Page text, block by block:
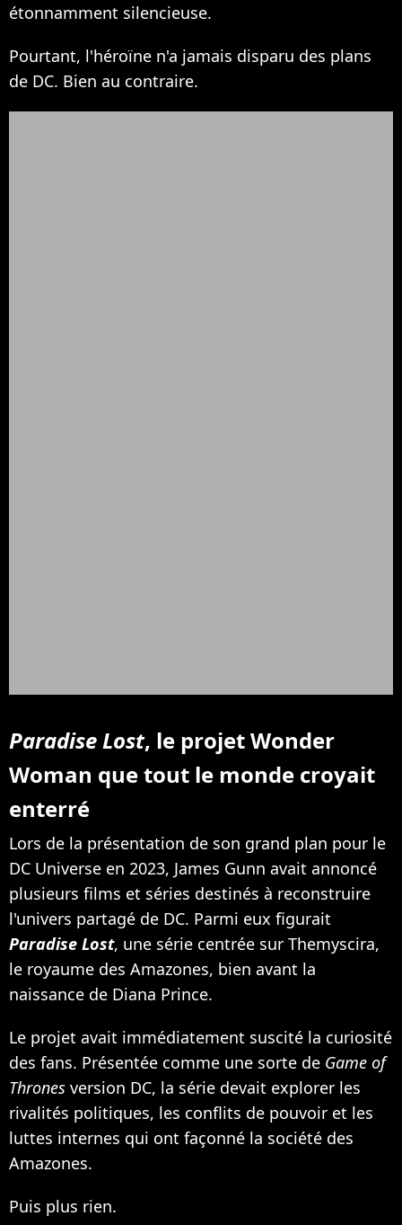
étonnamment silencieuse.
Pourtant, l'héroïne n'a jamais disparu des plans
de DC. Bien au contraire.
Paradise Lost, le projet Wonder
Woman que tout le monde croyait
enterré
Lors de la présentation de son grand plan pour le
DC Universe en 2023, James Gunn avait annoncé
plusieurs films et séries destinés à reconstruire
l'univers partagé de DC. Parmi eux figurait
Paradise Lost, une série centrée sur Themyscira,
le royaume des Amazones, bien avant la
naissance de Diana Prince.
Le projet avait immédiatement suscité la curiosité
des fans. Présentée comme une sorte de Game of
Thrones version DC, la série devait explorer les
rivalités politiques, les conflits de pouvoir et les
luttes internes qui ont façonné la société des
Amazones.
Puis plus rien.